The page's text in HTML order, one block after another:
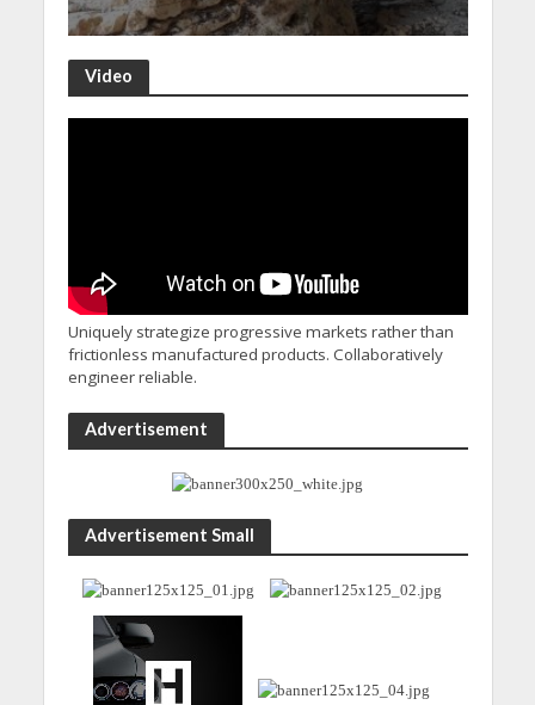
Video
Uniquely strategize progressive markets rather than
frictionless manufactured products. Collaboratively
engineer reliable.
Advertisement
Advertisement Small